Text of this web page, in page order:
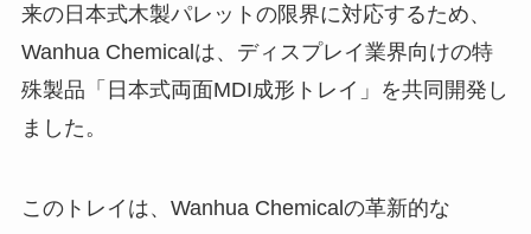
来の日本式木製パレットの限界に対応するため、
Wanhua Chemicalは、ディスプレイ業界向けの特
殊製品「日本式両面MDI成形トレイ」を共同開発し
ました。
このトレイは、Wanhua Chemicalの革新的な